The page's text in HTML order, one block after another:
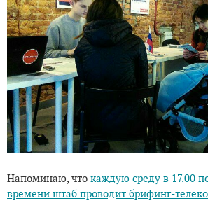
Напоминаю, что каждую среду в 17.00
времени штаб проводит брифинг-